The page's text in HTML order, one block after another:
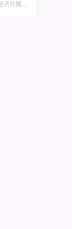
街蝶变的实践与启示